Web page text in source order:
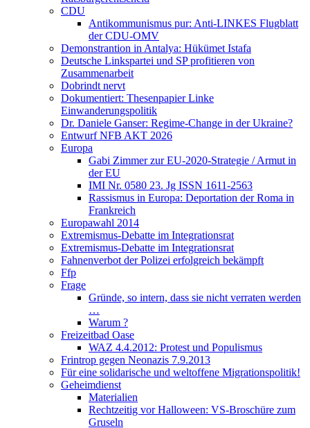
CDU
Antikommunismus pur: Anti-LINKES Flugblatt
der CDU-OMV
Demonstrantion in Antalya: Hükümet Istafa
Deutsche Linkspartei und SP profitieren von
Zusammenarbeit
Dobrindt nervt
Dokumentiert: Thesenpapier Linke
Einwanderungspolitik
Dr. Daniele Ganser: Regime-Change in der Ukraine?
Entwurf NFB AKT 2026
Europa
Gabi Zimmer zur EU-2020-Strategie / Armut in
der EU
IMI Nr. 0580 23. Jg ISSN 1611-2563
Rassismus in Europa: Deportation der Roma in
Frankreich
Europawahl 2014
Extremismus-Debatte im Integrationsrat
Extremismus-Debatte im Integrationsrat
Fahnenverbot der Polizei erfolgreich bekämpft
Ffp
Frage
Gründe, so intern, dass sie nicht verraten werden
…
Warum ?
Freizeitbad Oase
WAZ 4.4.2012: Protest und Populismus
Frintrop gegen Neonazis 7.9.2013
Für eine solidarische und weltoffene Migrationspolitik!
Geheimdienst
Materialien
Rechtzeitig vor Halloween: VS-Broschüre zum
Gruseln